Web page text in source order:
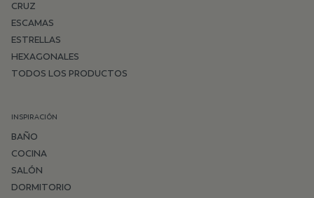
CRUZ
ESCAMAS
ESTRELLAS
HEXAGONALES
TODOS LOS PRODUCTOS
INSPIRACIÓN
BAÑO
COCINA
SALÓN
DORMITORIO